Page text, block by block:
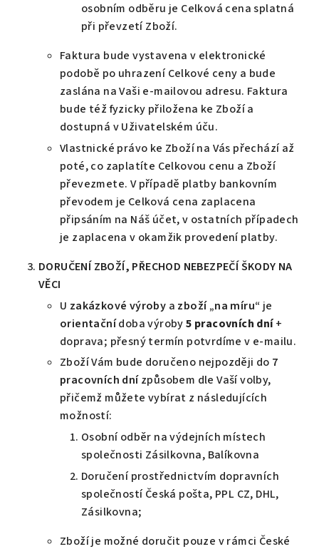
osobním odběru je Celková cena splatná
při převzetí Zboží.
Faktura bude vystavena v elektronické
podobě po uhrazení Celkové ceny a bude
zaslána na Vaši e-mailovou adresu. Faktura
bude též fyzicky přiložena ke Zboží a
dostupná v Uživatelském úču.
Vlastnické právo ke Zboží na Vás přechází až
poté, co zaplatíte Celkovou cenu a Zboží
převezmete. V případě platby bankovním
převodem je Celková cena zaplacena
připsáním na Náš účet, v ostatních případech
je zaplacena v okamžik provedení platby.
DORUČENÍZBOŽÍ, PŘECHOD NEBEZPEČÍ ŠKODY NA
VĚCI
U zakázkové výroby a zboží „na míru“ je
orientačnídoba výroby5 pracovních dní+
doprava; přesný termín potvrdíme v e-mailu.
Zboží Vám bude doručeno nejpozději do 7
pracovních dnízpůsobem dle Vaší volby,
přičemž můžete vybírat z následujících
možností:
Osobní odběr na výdejních místech
společnosti Zásilkovna, Balíkovna
Doručení prostřednictvím dopravních
společností Česká pošta, PPL CZ, DHL,
Zásilkovna;
Zboží je možné doručit pouze v rámci České